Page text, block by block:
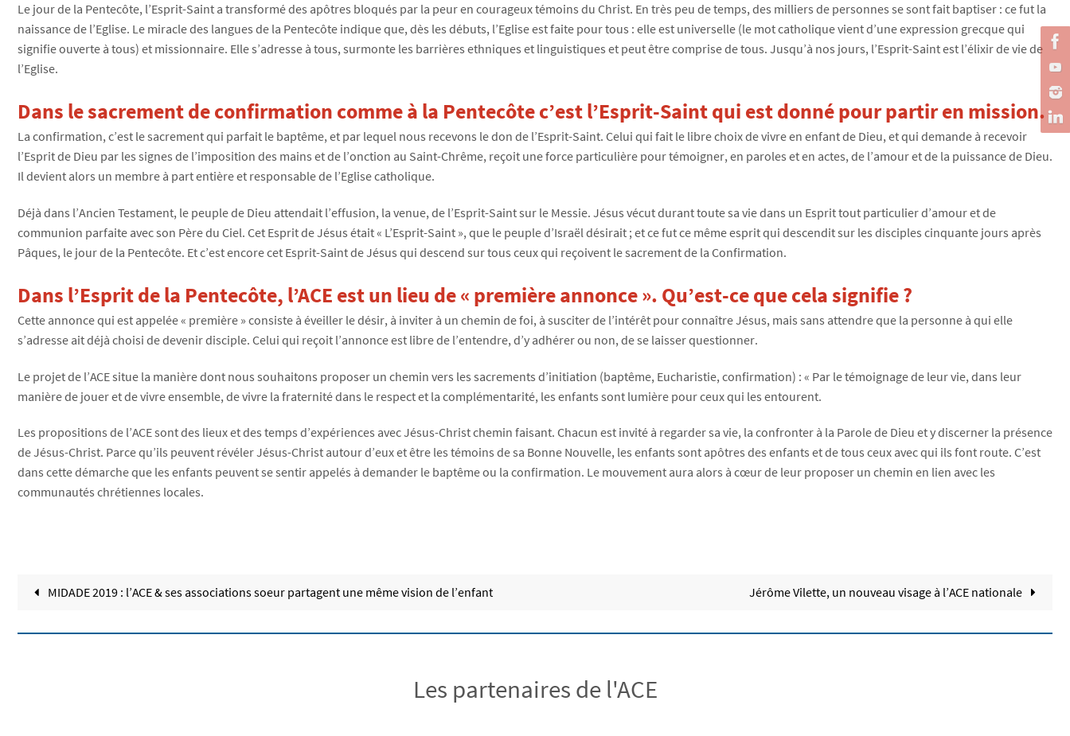
Le jour de la Pentecôte, l’Esprit-Saint a transformé des apôtres bloqués par la peur en courageux témoins du Christ. En très peu de temps, des milliers de personnes se sont fait baptiser : ce fut la
naissance de l’Eglise. Le miracle des langues de la Pentecôte indique que, dès les débuts, l’Eglise est faite pour tous : elle est universelle (le mot catholique vient d’une expression grecque qui
signifie ouverte à tous) et missionnaire. Elle s’adresse à tous, surmonte les barrières ethniques et linguistiques et peut être comprise de tous. Jusqu’à nos jours, l’Esprit-Saint est l’élixir de vie de
l’Eglise.
Dans le sacrement de confirmation comme à la Pentecôte c’est l’Esprit-Saint qui est donné pour partir en mission.
La confirmation, c’est le sacrement qui parfait le baptême, et par lequel nous recevons le don de l’Esprit-Saint. Celui qui fait le libre choix de vivre en enfant de Dieu, et qui demande à recevoir
l’Esprit de Dieu par les signes de l’imposition des mains et de l’onction au Saint-Chrême, reçoit une force particulière pour témoigner, en paroles et en actes, de l’amour et de la puissance de Dieu.
Il devient alors un membre à part entière et responsable de l’Eglise catholique.
Déjà dans l’Ancien Testament, le peuple de Dieu attendait l’effusion, la venue, de l’Esprit-Saint sur le Messie. Jésus vécut durant toute sa vie dans un Esprit tout particulier d’amour et de
communion parfaite avec son Père du Ciel. Cet Esprit de Jésus était « L’Esprit-Saint », que le peuple d’Israël désirait ; et ce fut ce même esprit qui descendit sur les disciples cinquante jours après
Pâques, le jour de la Pentecôte. Et c’est encore cet Esprit-Saint de Jésus qui descend sur tous ceux qui reçoivent le sacrement de la Confirmation.
Dans l’Esprit de la Pentecôte, l’ACE est un lieu de « première annonce ». Qu’est-ce que cela signifie ?
Cette annonce qui est appelée « première » consiste à éveiller le désir, à inviter à un chemin de foi, à susciter de l’intérêt pour connaître Jésus, mais sans attendre que la personne à qui elle
s’adresse ait déjà choisi de devenir disciple. Celui qui reçoit l’annonce est libre de l’entendre, d’y adhérer ou non, de se laisser questionner.
Le projet de l’ACE situe la manière dont nous souhaitons proposer un chemin vers les sacrements d’initiation (baptême, Eucharistie, confirmation) : « Par le témoignage de leur vie, dans leur
manière de jouer et de vivre ensemble, de vivre la fraternité dans le respect et la complémentarité, les enfants sont lumière pour ceux qui les entourent.
Les propositions de l’ACE sont des lieux et des temps d’expériences avec Jésus-Christ chemin faisant. Chacun est invité à regarder sa vie, la confronter à la Parole de Dieu et y discerner la présence
de Jésus-Christ. Parce qu’ils peuvent révéler Jésus-Christ autour d’eux et être les témoins de sa Bonne Nouvelle, les enfants sont apôtres des enfants et de tous ceux avec qui ils font route. C’est
dans cette démarche que les enfants peuvent se sentir appelés à demander le baptême ou la confirmation. Le mouvement aura alors à cœur de leur proposer un chemin en lien avec les
communautés chrétiennes locales.
MIDADE 2019 : l’ACE & ses associations soeur partagent une même vision de l’enfant Jérôme Vilette, un nouveau visage à l’ACE nationale
Les partenaires de l'ACE